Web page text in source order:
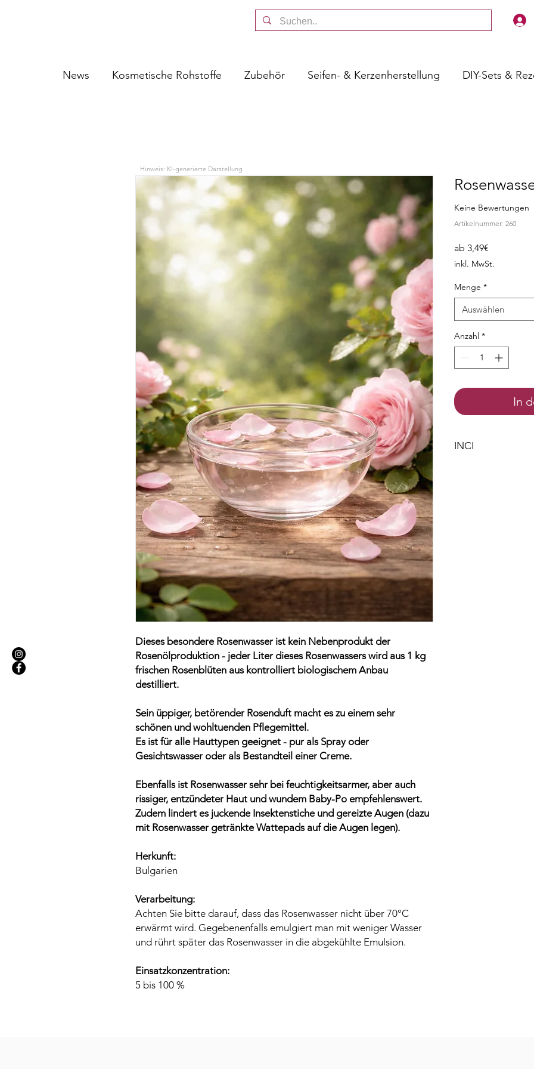
News Kosmetische Rohstoffe Zubehör Seifen- & Kerzenherstellung DIY-Sets &
Dieses besondere Rosenwasser ist kein Nebenprodukt der
Rosenölproduktion - jeder Liter dieses Rosenwassers wird aus 1 kg
frischen Rosenblüten aus kontrolliert biologischem Anbau
destilliert.
Sein üppiger, betörender Rosenduft macht es zu einem sehr
schönen und wohltuenden Pflegemittel.
Es ist für alle Hauttypen geeignet - pur als Spray oder
Gesichtswasser oder als Bestandteil einer Creme.
Ebenfalls ist Rosenwasser sehr bei feuchtigkeitsarmer, aber auch
rissiger, entzündeter Haut und wundem Baby-Po empfehlenswert.
Zudem lindert es juckende Insektenstiche und gereizte Augen (dazu
mit Rosenwasser getränkte Wattepads auf die Augen legen).
Herkunft:
Bulgarien
Verarbeitung:
Achten Sie bitte darauf, dass das Rosenwasser nicht über 70°C
erwärmt wird. Gegebenenfalls emulgiert man mit weniger Wasser
und rührt später das Rosenwasser in die abgekühlte Emulsion.
Einsatzkonzentration:
5 bis 100 %
Keine Bewertungen
Artikelnummer: 260
ab 3,49€
Preis
inkl. MwSt.
Menge *
Auswählen
Anzahl *
In
INCI
Hinweis: KI-generierte Darstellung